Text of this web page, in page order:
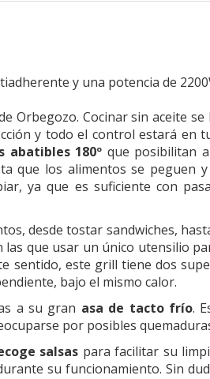
y una potencia de
Orbegozo. Cocinar sin aceite
y todo el control estará en
abatibles 180º que posibilitan
que los alimentos se peguen
ya que es suficiente con
desde tostar sandwiches,
las que usar un único utensilio
sentido, este grill tiene dos
bajo el mismo calor.
a su gran asa de tacto frío.
por posibles
salsas para facilitar su
su funcionamiento. Sin